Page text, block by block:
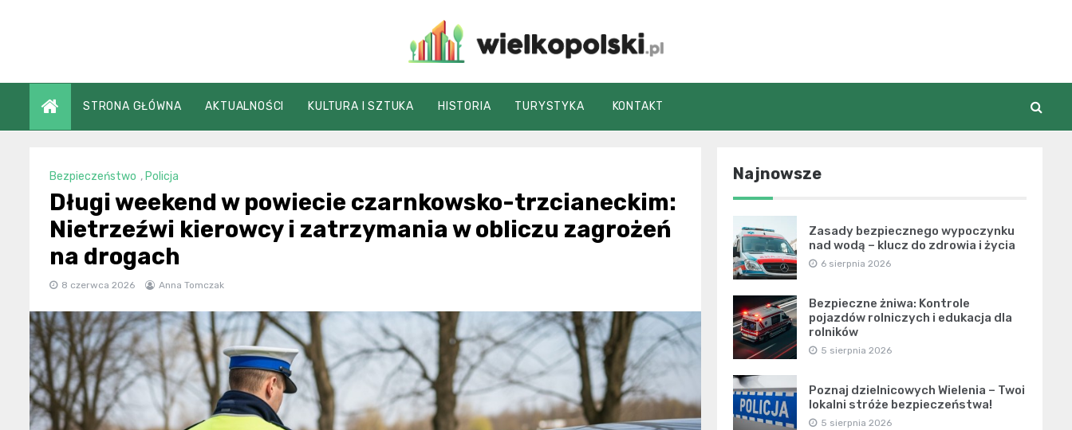
wielkopolski.pl
STRONA GŁÓWNA AKTUALNOŚCI KULTURA I SZTUKA HISTORIA TURYSTYKA KONTAKT
Bezpieczeństwo , Policja
Długi weekend w powiecie czarnkowsko-trzcianeckim:
Nietrzeźwi kierowcy i zatrzymania w obliczu zagrożeń
na drogach
8 czerwca 2026 Anna Tomczak
Najnowsze
Zasady bezpiecznego wypoczynku
nad wodą – klucz do zdrowia i życia
6 sierpnia 2026
Bezpieczne żniwa: Kontrole
pojazdów rolniczych i edukacja dla
rolników
5 sierpnia 2026
Poznaj dzielnicowych Wielenia – Twoi
lokalni stróże bezpieczeństwa!
5 sierpnia 2026